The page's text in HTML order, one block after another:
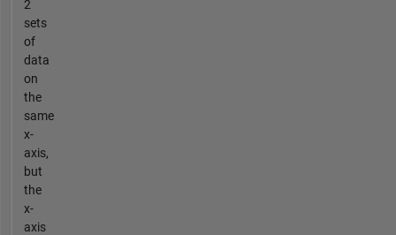
2
sets
of
data
on
the
same
x-
axis,
but
the
x-
axis